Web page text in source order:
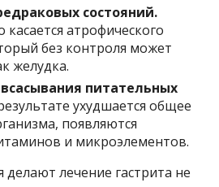
состояний.
касается атрофического
без контроля может
желудка.
питательных
ухудшается общее
появляются
и микроэлементов.
делают лечение гастрита не